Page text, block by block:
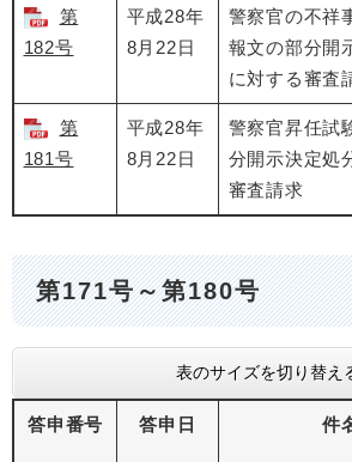
第
182号
平成28年
8月22日
警察官の不祥
報文の部分開
に対する審査
第
181号
平成28年
8月22日
警察官昇任試
分開示決定処
審査請求
第171号～第180号
表のサイズを切り替え
答申番号 答申日 件